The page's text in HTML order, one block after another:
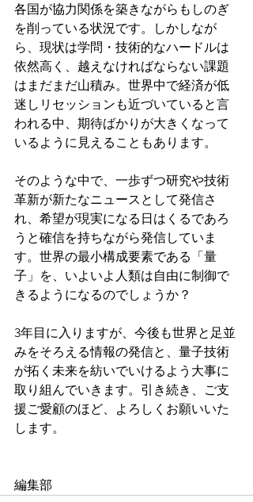
各国が協力関係を築きながらもしのぎ
を削っている状況です。しかしなが
ら、現状は学問・技術的なハードルは
依然高く、越えなければならない課題
はまだまだ山積み。世界中で経済が低
迷しリセッションも近づいていると言
われる中、期待ばかりが大きくなって
いるように見えることもあります。
そのような中で、一歩ずつ研究や技術
革新が新たなニュースとして発信さ
れ、希望が現実になる日はくるであろ
うと確信を持ちながら発信していま
す。世界の最小構成要素である「量
子」を、いよいよ人類は自由に制御で
きるようになるのでしょうか？
3年目に入りますが、今後も世界と足並
みをそろえる情報の発信と、量子技術
が拓く未来を紡いでいけるよう大事に
取り組んでいきます。引き続き、ご支
援ご愛顧のほど、よろしくお願いいた
します。
編集部